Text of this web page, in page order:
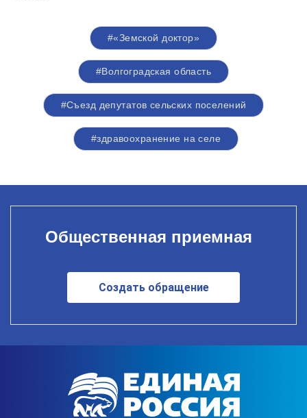
#«Земской доктор»
#Волгоградская область
#Съезд депутатов сельских поселений
#здравоохранение на селе
Общественная приемная
Создать обращение